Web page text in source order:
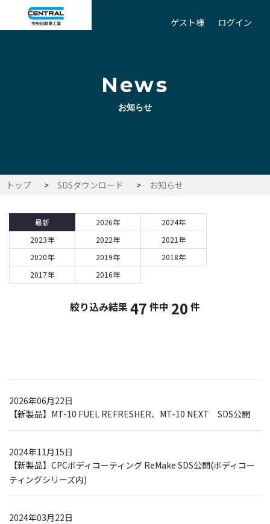
News
お知らせ
トップ SDSダウンロード お知らせ
ゲスト様 ログイン
最新 2026年
2024年
2023年
2022年
2021年
2020年
2019年
2018年
2017年
2016年
絞り込み結果47 件中 20 件
2026年06月22日
【新製品】MT-10 FUEL REFRESHER、MT-10 NEXT SDS公開
2024年11月15日
【新製品】CPCボディコーティング ReMake SDS公開(ボディコー
ティングシリーズ内)
2024年03月22日